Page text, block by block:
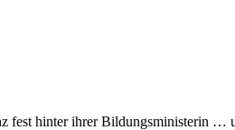
fest hinter ihrer Bildungsministerin …